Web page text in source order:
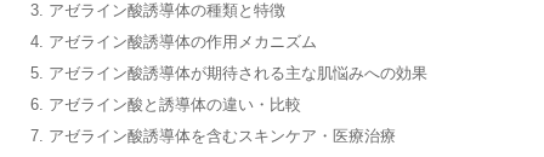
アゼライン酸誘導体の種類と特徴
アゼライン酸誘導体の作用メカニズム
アゼライン酸誘導体が期待される主な肌悩みへの効果
アゼライン酸と誘導体の違い・比較
アゼライン酸誘導体を含むスキンケア・医療治療